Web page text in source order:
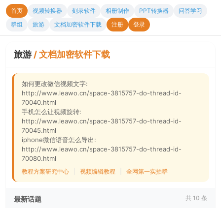
首页 视频转换器 刻录软件 相册制作 PPT转换器
问答学习
群组
旅游 文档加密软件下载 注册 登录
旅游 /文档加密软件下载
如何更改微信视频文字:
http://www.leawo.cn/space-3815757-do-thread-id-
70040.html
手机怎么让视频旋转:
http://www.leawo.cn/space-3815757-do-thread-id-
70045.html
iphone微信语音怎么导出:
http://www.leawo.cn/space-3815757-do-thread-id-
70080.html
教程方案研究中心 视频编辑教程 全网第一实拍群
最新话题 共 10 条